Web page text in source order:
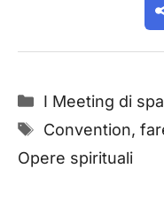
Categorie
I Meeting di
Tag
Convention,
Opere spirituali